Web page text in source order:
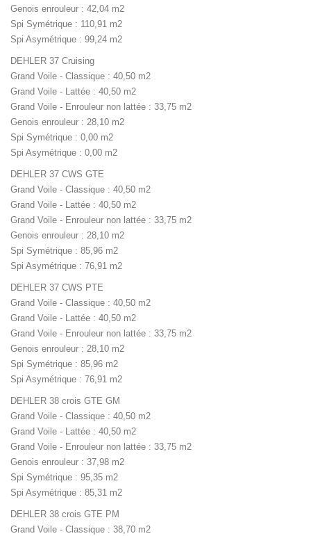
Genois enrouleur : 42,04 m2
Spi Symétrique : 110,91 m2
Spi Asymétrique : 99,24 m2
DEHLER 37 Cruising
Grand Voile - Classique : 40,50 m2
Grand Voile - Lattée : 40,50 m2
Grand Voile - Enrouleur non lattée : 33,75 m2
Genois enrouleur : 28,10 m2
Spi Symétrique : 0,00 m2
Spi Asymétrique : 0,00 m2
DEHLER 37 CWS GTE
Grand Voile - Classique : 40,50 m2
Grand Voile - Lattée : 40,50 m2
Grand Voile - Enrouleur non lattée : 33,75 m2
Genois enrouleur : 28,10 m2
Spi Symétrique : 85,96 m2
Spi Asymétrique : 76,91 m2
DEHLER 37 CWS PTE
Grand Voile - Classique : 40,50 m2
Grand Voile - Lattée : 40,50 m2
Grand Voile - Enrouleur non lattée : 33,75 m2
Genois enrouleur : 28,10 m2
Spi Symétrique : 85,96 m2
Spi Asymétrique : 76,91 m2
DEHLER 38 crois GTE GM
Grand Voile - Classique : 40,50 m2
Grand Voile - Lattée : 40,50 m2
Grand Voile - Enrouleur non lattée : 33,75 m2
Genois enrouleur : 37,98 m2
Spi Symétrique : 95,35 m2
Spi Asymétrique : 85,31 m2
DEHLER 38 crois GTE PM
Grand Voile - Classique : 38,70 m2